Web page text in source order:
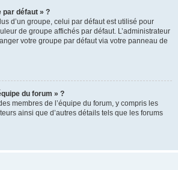
par défaut » ?
d’un groupe, celui par défaut est utilisé pour
de groupe affichés par défaut. L’administrateur
votre groupe par défaut via votre panneau de
du forum » ?
membres de l’équipe du forum, y compris les
ainsi que d’autres détails tels que les forums